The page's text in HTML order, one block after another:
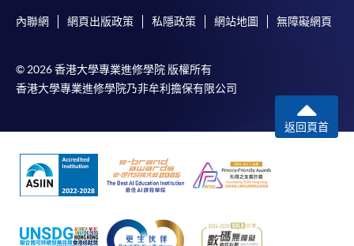
內聯網 網頁出版政策 私隱政策 網站地圖 無障礙網頁
© 2026 香港大學專業進修學院 版權所有
香港大學專業進修學院乃非牟利擔保有限公司
返回頁首